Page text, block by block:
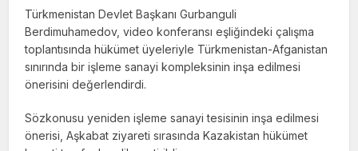
Türkmenistan Devlet Başkanı Gurbanguli
Berdimuhamedov, video konferansı eşliğindeki çalışma
toplantısında hükümet üyeleriyle Türkmenistan-Afganistan
sınırında bir işleme sanayi kompleksinin inşa edilmesi
önerisini değerlendirdi.
Sözkonusu yeniden işleme sanayi tesisinin inşa edilmesi
önerisi, Aşkabat ziyareti sırasında Kazakistan hükümet